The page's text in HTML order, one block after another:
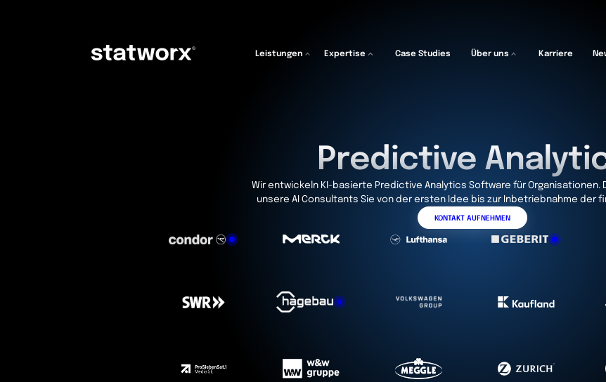
Leistungen Expertise Case Studies Über uns Karriere
Predictive
Wir entwickeln KI-basierte Predictive Analytics Software für Organisationen.
unsere AI Consultants Sie von der ersten Idee bis zur Inbetriebnahme der
KONTAKT AUFNEHMEN